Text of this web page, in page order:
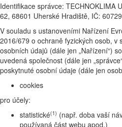
Identifikace správce: TECHNOKLIMA
62, 68601 Uherské Hradiště, IČ:
V souladu s ustanoveními Nařízení
2016/679 o ochraně fyzických osob, v
osobních údajů (dále jen „Nařízení“)
uvedená společnost (dále jen
poskytnuté osobní údaje (dále jen
cookies
pro účely:
statistické(1) (např. doba vaší
používaná část webu apod.)